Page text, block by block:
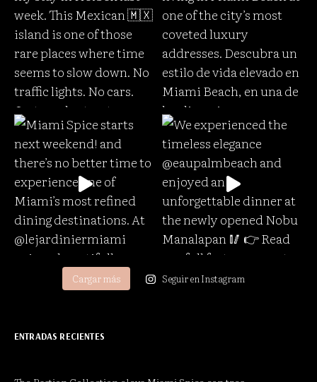
Cargar más Seguir en Instagram
ENTRADAS RECIENTES